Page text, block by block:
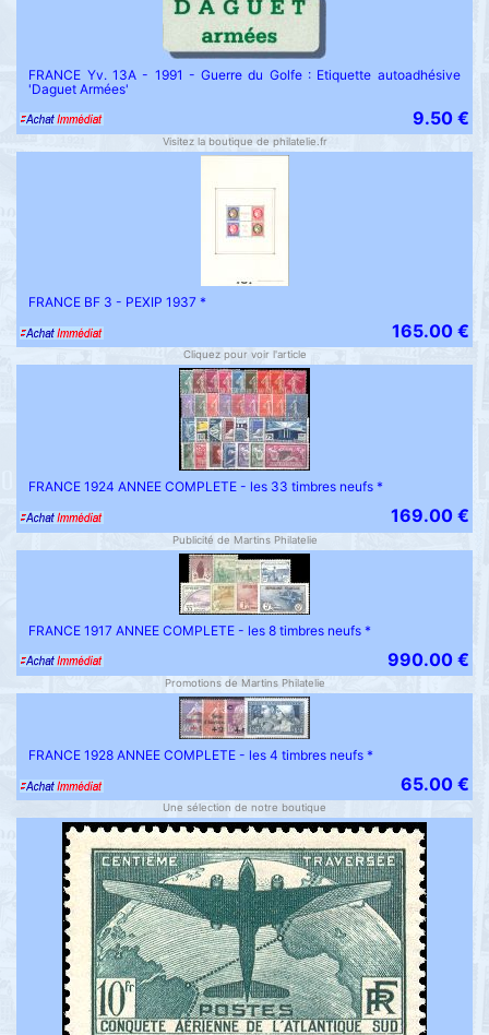
FRANCE Yv. 13A - 1991 - Guerre du Golfe : Etiquette autoadhésive
'Daguet Armées'
9.50 €
Visitez la boutique de philatelie.fr
FRANCE BF 3 - PEXIP 1937 *
165.00 €
Cliquez pour voir l'article
FRANCE 1924 ANNEE COMPLETE - les 33 timbres neufs *
169.00 €
Publicité de Martins Philatelie
FRANCE 1917 ANNEE COMPLETE - les 8 timbres neufs *
990.00 €
Promotions de Martins Philatelie
FRANCE 1928 ANNEE COMPLETE - les 4 timbres neufs *
65.00 €
Une sélection de notre boutique